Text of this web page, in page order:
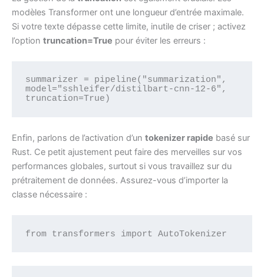
modèles Transformer ont une longueur d’entrée maximale.
Si votre texte dépasse cette limite, inutile de criser ; activez
l’option truncation=True pour éviter les erreurs :
summarizer = pipeline("summarization",
model="sshleifer/distilbart-cnn-12-6",
truncation=True)
Enfin, parlons de l’activation d’un tokenizer rapide basé sur
Rust. Ce petit ajustement peut faire des merveilles sur vos
performances globales, surtout si vous travaillez sur du
prétraitement de données. Assurez-vous d’importer la
classe nécessaire :
from transformers import AutoTokenizer